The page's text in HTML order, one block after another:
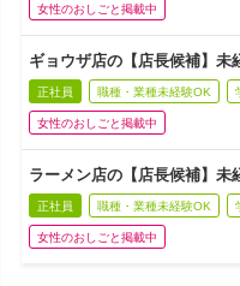
女性のおしごと掲載中
ギョウザ店の【店長候補】
正社員 職種・業種未経験OK
女性のおしごと掲載中
ラーメン店の【店長候補】
正社員 職種・業種未経験OK
女性のおしごと掲載中